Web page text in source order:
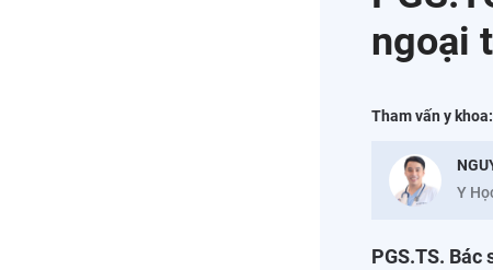
ngoại
Tham vấn y khoa:
Y
PGS.TS.